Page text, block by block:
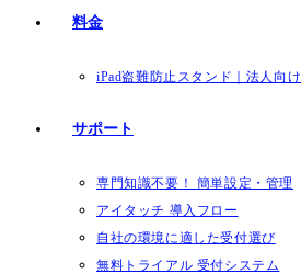
料金
iPad盗難防止スタンド｜法人向け
サポート
専門知識不要！ 簡単設定・管理
アイタッチ 導入フロー
自社の環境に適した受付選び
無料トライアル 受付システム